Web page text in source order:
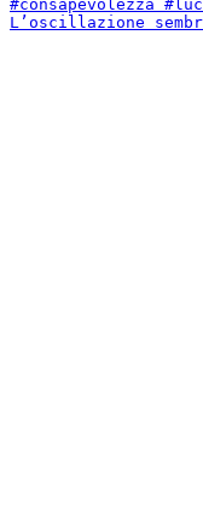
L’oscillazione